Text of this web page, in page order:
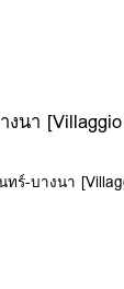
นา
ร์-บางนา